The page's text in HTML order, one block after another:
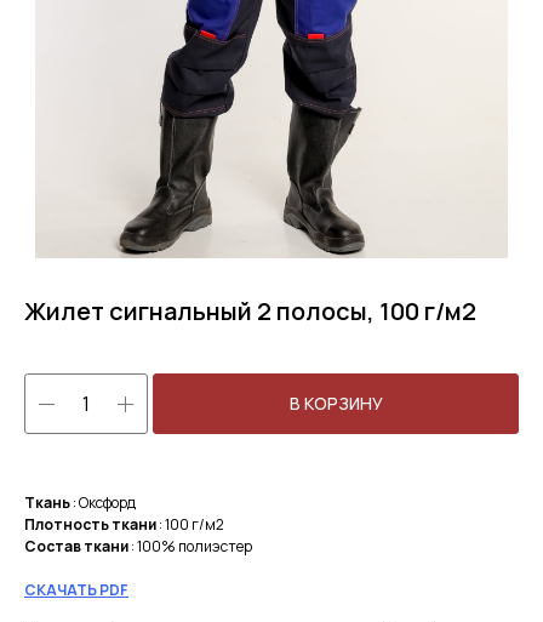
Жилет сигнальный 2 полосы, 100 г/м2
В КОРЗИНУ
Ткань: Оксфорд
Плотность ткани: 100 г/м2
Состав ткани: 100% полиэстер
СКАЧАТЬ PDF